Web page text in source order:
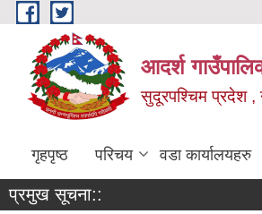
Skip to main content
आदर्श
सुदूरपश्चिम प्रदेश ,
गृहपृष्ठ परिचय वडा कार्यालयहरु
प्रमुख सूचना::